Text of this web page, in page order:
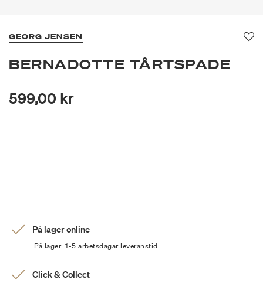
GEORG JENSEN
BERNADOTTE TÅRTSPADE
599,00 kr
På lager online
På lager: 1-5 arbetsdagar leveranstid
Click & Collect